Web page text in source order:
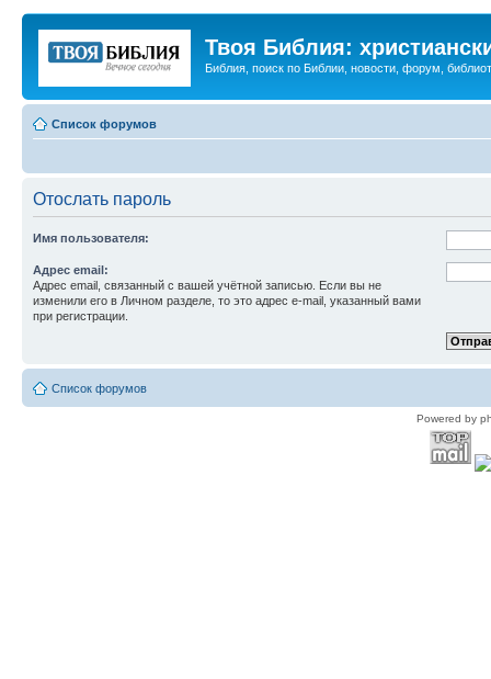
Твоя Библия:
Библия, поиск по Библии, новости, форум,
Список форумов
Отослать пароль
Имя пользователя:
Адрес email:
Адрес email, связанный с вашей учётной записью. Если вы не
изменили его в Личном разделе, то это адрес e-mail, указанный вами
при регистрации.
Список форумов
Powered by